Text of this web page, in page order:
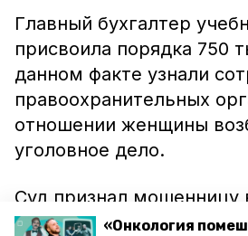
«Онкология
Главный бухгалтер
присвоила порядка 750
данном факте узнали
правоохранительных
отношении женщины
уголовное дело.
Суд признал мошенницу
Учитывая тот факт, что